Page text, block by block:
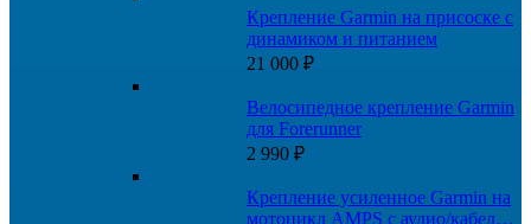
Крепление Garmin на присоске с
динамиком и питанием
21 000 ₽
Велосипедное крепление Garmin
для Forerunner
2 990 ₽
Крепление усиленное Garmin на
мотоцикл AMPS с аудио/кабелем